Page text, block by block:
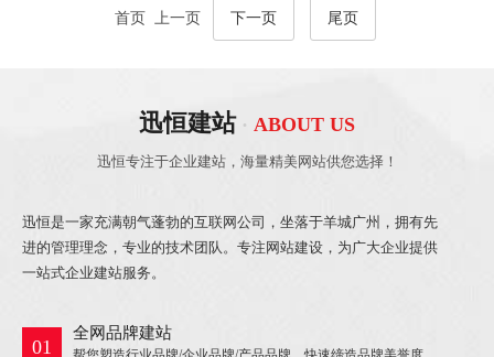
首页 上一页 下一页 尾页
迅恒建站 · ABOUT US
迅恒专注于企业建站，海量精美网站供您选择！
迅恒是一家充满朝气蓬勃的互联网公司，坐落于羊城广州，拥有先
进的管理理念，专业的技术团队。专注网站建设，为广大企业提供
一站式企业建站服务。
01
全网品牌建站